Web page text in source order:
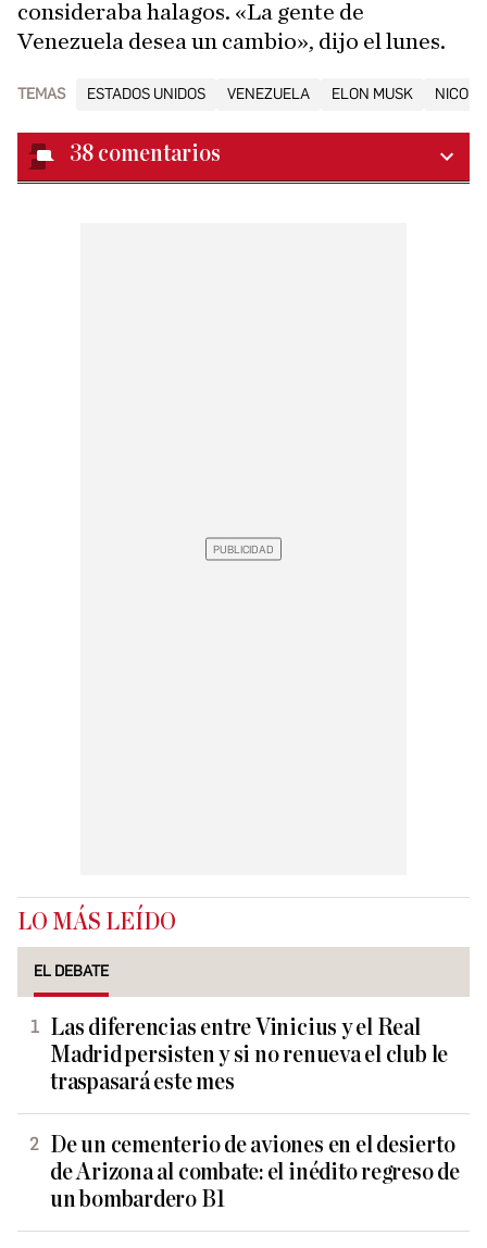
consideraba halagos. «La gente de
Venezuela desea un cambio», dijo el lunes.
TEMAS ESTADOS UNIDOS VENEZUELA ELON MUSK
38 comentarios
LO MÁS LEÍDO
EL DEBATE
Las diferencias entre Vinicius y el Real
Madrid persisten y si no renueva el club le
traspasará este mes
De un cementerio de aviones en el desierto
de Arizona al combate: el inédito regreso de
un bombardero B1